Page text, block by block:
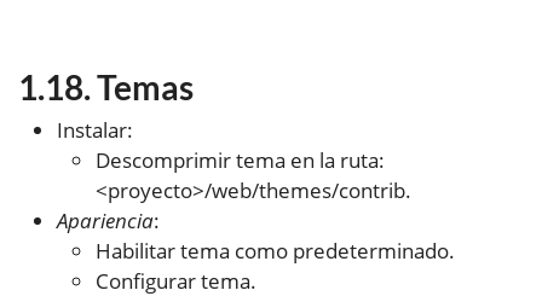
Temas
Instalar:
Descomprimir tema en la ruta:
<proyecto>/web/themes/contrib.
Apariencia:
Habilitar tema como predeterminado.
Configurar tema.